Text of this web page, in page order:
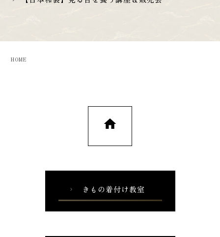
HOME
home
chevron_right きもの着付け教室